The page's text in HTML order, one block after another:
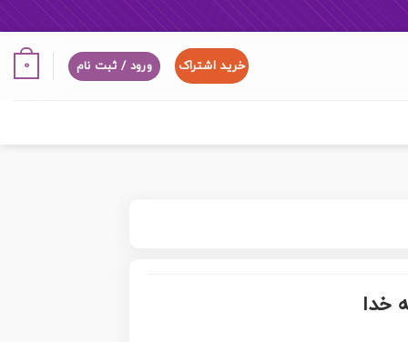
خرید اشتراک ورود / ثبت نام 0
خدا